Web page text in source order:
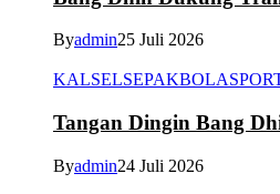
Byadmin25 Juli 2026
KALSELSEPAKBOLA
Tangan Dingin Bang
Byadmin24 Juli 2026